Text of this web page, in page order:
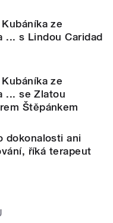
ze
... s Lindou Caridad
ze
... se Zlatou
Štěpánkem
dokonalosti ani
říká terapeut